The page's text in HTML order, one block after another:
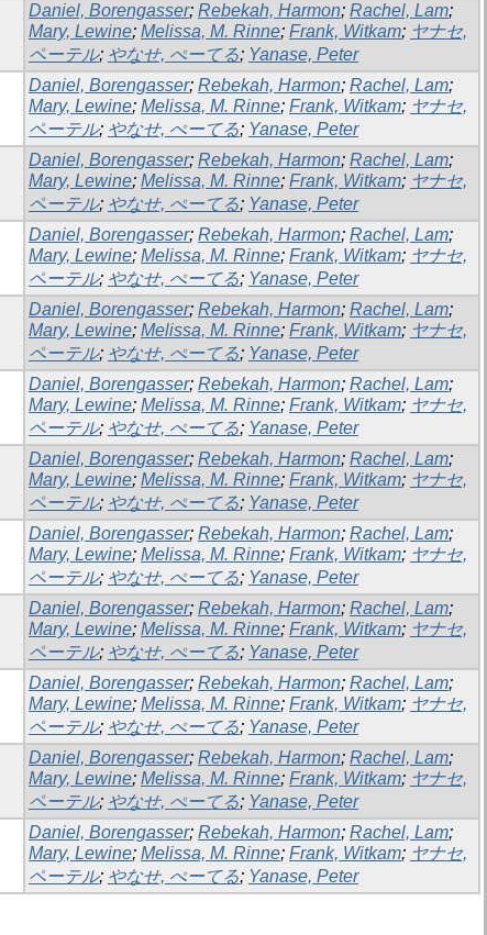
Daniel, Borengasser; Rebekah, Harmon; Rachel, Lam;
Mary, Lewine; Melissa, M. Rinne; Frank, Witkam; ヤナセ,
ペーテル; やなせ, ぺーてる; Yanase, Peter
Daniel, Borengasser; Rebekah, Harmon; Rachel, Lam;
Mary, Lewine; Melissa, M. Rinne; Frank, Witkam; ヤナセ,
ペーテル; やなせ, ぺーてる; Yanase, Peter
Daniel, Borengasser; Rebekah, Harmon; Rachel, Lam;
Mary, Lewine; Melissa, M. Rinne; Frank, Witkam; ヤナセ,
ペーテル; やなせ, ぺーてる; Yanase, Peter
Daniel, Borengasser; Rebekah, Harmon; Rachel, Lam;
Mary, Lewine; Melissa, M. Rinne; Frank, Witkam; ヤナセ,
ペーテル; やなせ, ぺーてる; Yanase, Peter
Daniel, Borengasser; Rebekah, Harmon; Rachel, Lam;
Mary, Lewine; Melissa, M. Rinne; Frank, Witkam; ヤナセ,
ペーテル; やなせ, ぺーてる; Yanase, Peter
Daniel, Borengasser; Rebekah, Harmon; Rachel, Lam;
Mary, Lewine; Melissa, M. Rinne; Frank, Witkam; ヤナセ,
ペーテル; やなせ, ぺーてる; Yanase, Peter
Daniel, Borengasser; Rebekah, Harmon; Rachel, Lam;
Mary, Lewine; Melissa, M. Rinne; Frank, Witkam; ヤナセ,
ペーテル; やなせ, ぺーてる; Yanase, Peter
Daniel, Borengasser; Rebekah, Harmon; Rachel, Lam;
Mary, Lewine; Melissa, M. Rinne; Frank, Witkam; ヤナセ,
ペーテル; やなせ, ぺーてる; Yanase, Peter
Daniel, Borengasser; Rebekah, Harmon; Rachel, Lam;
Mary, Lewine; Melissa, M. Rinne; Frank, Witkam; ヤナセ,
ペーテル; やなせ, ぺーてる; Yanase, Peter
Daniel, Borengasser; Rebekah, Harmon; Rachel, Lam;
Mary, Lewine; Melissa, M. Rinne; Frank, Witkam; ヤナセ,
ペーテル; やなせ, ぺーてる; Yanase, Peter
Daniel, Borengasser; Rebekah, Harmon; Rachel, Lam;
Mary, Lewine; Melissa, M. Rinne; Frank, Witkam; ヤナセ,
ペーテル; やなせ, ぺーてる; Yanase, Peter
Daniel, Borengasser; Rebekah, Harmon; Rachel, Lam;
Mary, Lewine; Melissa, M. Rinne; Frank, Witkam; ヤナセ,
ペーテル; やなせ, ぺーてる; Yanase, Peter